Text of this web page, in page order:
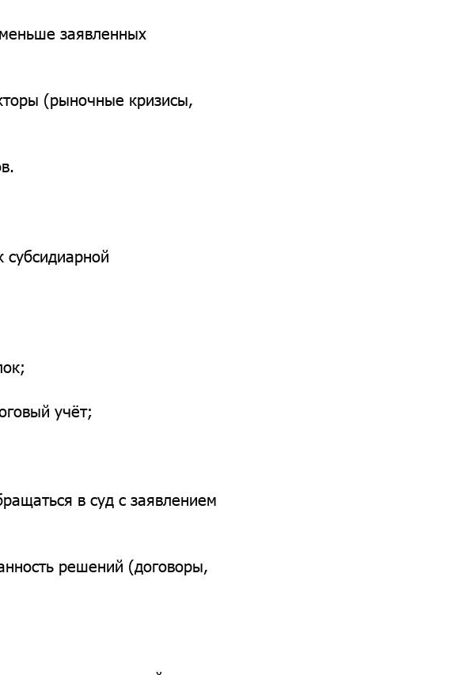
заявленных
(рыночные кризисы,
субсидиарной
учёт;
в суд с заявлением
решений (договоры,